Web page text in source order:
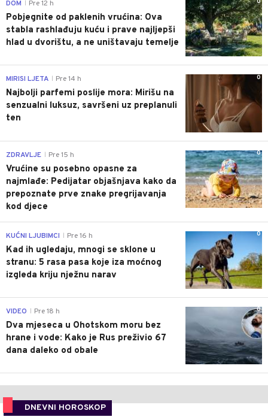
0
DOM Pre 12 h
Pobjegnite od paklenih vrućina: Ova
stabla rashlađuju kuću i prave najljepši
hlad u dvorištu, a ne uništavaju temelje
0
MIRISI LJETA Pre 14 h
Najbolji parfemi poslije mora: Mirišu na
senzualni luksuz, savršeni uz preplanuli
ten
0
ZDRAVLJE Pre 15 h
Vrućine su posebno opasne za
najmlađe: Pedijatar objašnjava kako da
prepoznate prve znake pregrijavanja
kod djece
0
KUĆNI LJUBIMCI Pre 16 h
Kad ih ugledaju, mnogi se sklone u
stranu: 5 rasa pasa koje iza moćnog
izgleda kriju nježnu narav
0
VIDEO Pre 18 h
Dva mjeseca u Ohotskom moru bez
hrane i vode: Kako je Rus preživio 67
dana daleko od obale
DNEVNI HOROSKOP